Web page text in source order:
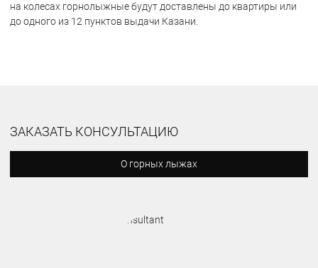
на колесах горнолыжные будут доставлены до квартиры или
до одного из 12 пунктов выдачи Казани.
ЗАКАЗАТЬ КОНСУЛЬТАЦИЮ
О горных лыжах